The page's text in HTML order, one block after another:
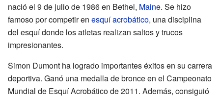
nació el 9 de julio de 1986 en Bethel, Maine. Se hizo
famoso por competir en esquí acrobático, una disciplina
del esquí donde los atletas realizan saltos y trucos
impresionantes.
Simon Dumont ha logrado importantes éxitos en su carrera
deportiva. Ganó una medalla de bronce en el Campeonato
Mundial de Esquí Acrobático de 2011. Además, consiguió